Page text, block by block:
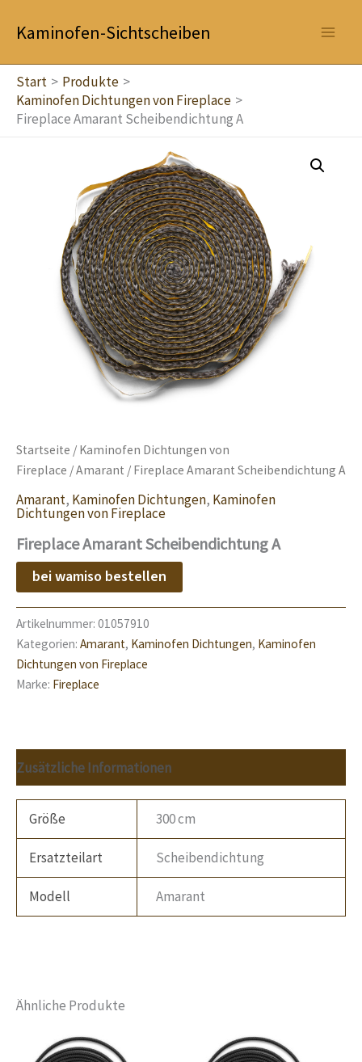
InhaltKaminofen-Sichtscheiben
Start
Produkte
Kaminofen Dichtungen von Fireplace
Fireplace Amarant Scheibendichtung A
Startseite / Kaminofen Dichtungen von
Fireplace /Amarant / Fireplace Amarant Scheibendichtung A
Amarant, Kaminofen Dichtungen, Kaminofen
Dichtungen von Fireplace
Fireplace Amarant Scheibendichtung A
bei wamiso bestellen
Artikelnummer: 01057910
Kategorien: Amarant, Kaminofen Dichtungen, Kaminofen
Dichtungen von Fireplace
Marke: Fireplace
Zusätzliche Informationen
Größe 300 cm
Ersatzteilart Scheibendichtung
Modell Amarant
Ähnliche Produkte